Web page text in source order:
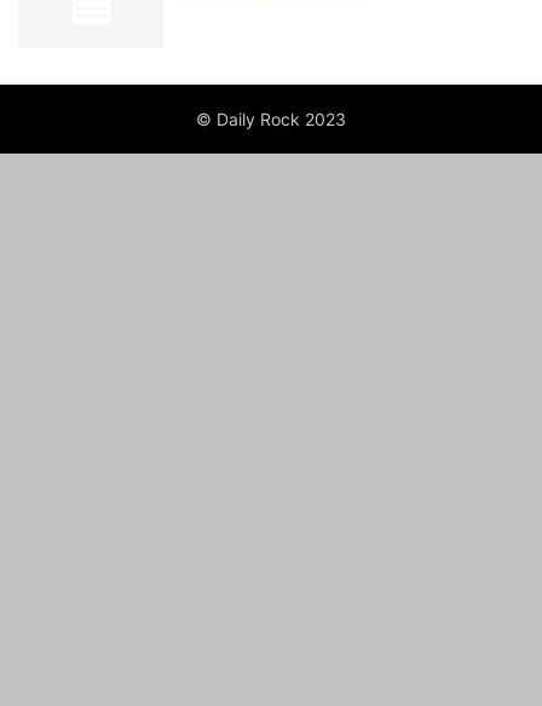
© Daily Rock 2023